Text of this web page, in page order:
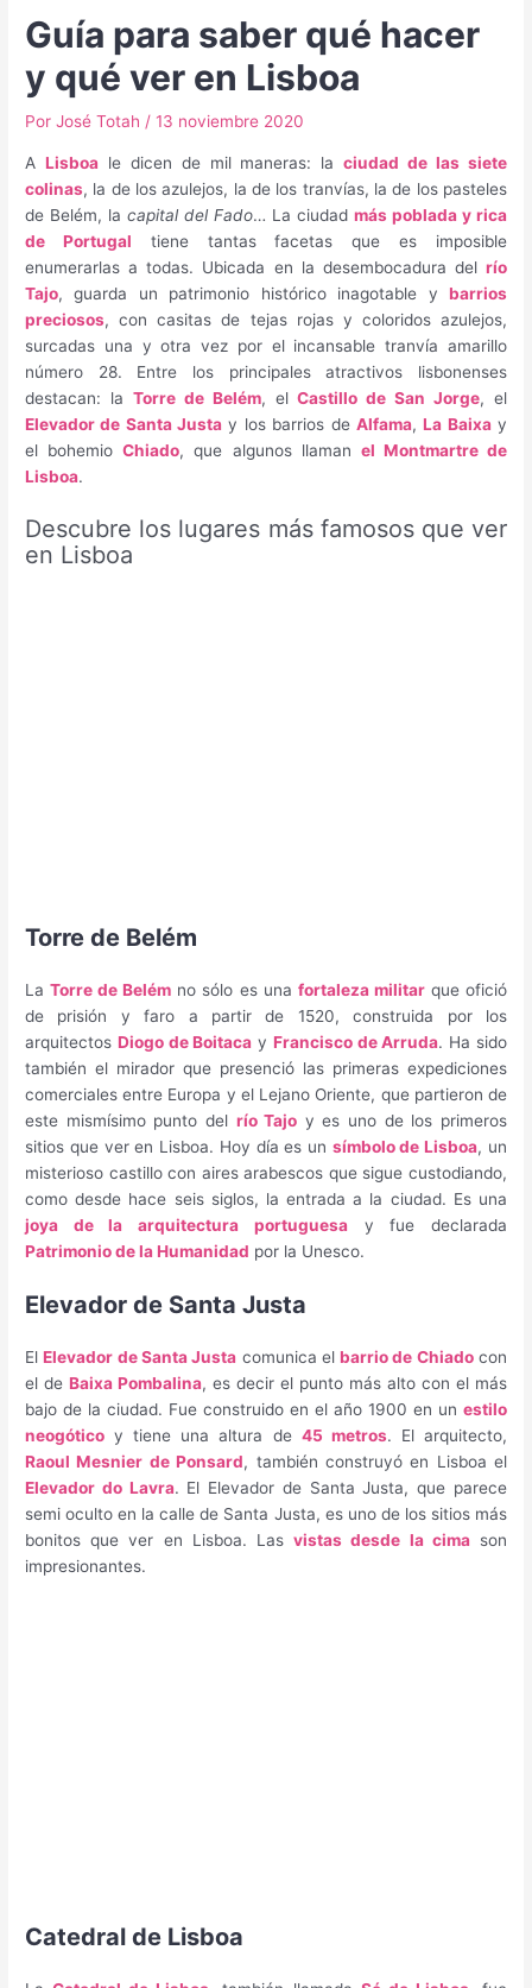
Guía para saber qué hacer
y qué ver en Lisboa
PorJosé Totah/13 noviembre 2020
A Lisboale dicen de mil maneras: laciudad de las siete
colinas, la de los azulejos, la de los tranvías, la de los pasteles
de Belém, lacapital del Fado… La ciudad más poblada y rica
de Portugal tiene tantas facetas que es imposible
enumerarlas a todas. Ubicada en la desembocadura del río
Tajo, guarda un patrimonio histórico inagotable y barrios
preciosos, con casitas de tejas rojas y coloridos azulejos,
surcadas una y otra vez por el incansable tranvía amarillo
número 28. Entre los principales atractivos lisbonenses
destacan: la Torre de Belém, elCastillo de San Jorge, el
Elevador de Santa Justa y los barrios de Alfama,La Baixay
el bohemioChiado, que algunos llaman el Montmartre de
Lisboa.
Descubre los lugares más famosos que ver
en Lisboa
Torre de Belém
LaTorre de Belém no sólo es una fortaleza militarque ofició
de prisión y faro a partir de 1520, construida por los
arquitectos Diogo de Boitaca y Francisco de Arruda. Ha sido
también el mirador que presenció las primeras expediciones
comerciales entre Europa y el Lejano Oriente, que partieron de
este mismísimo punto del río Tajo y es uno de los primeros
sitios que ver en Lisboa. Hoy día es un símbolo de Lisboa, un
misterioso castillo con aires arabescos que sigue custodiando,
como desde hace seis siglos, la entrada a la ciudad. Es una
joya de la arquitectura portuguesay fue declarada
Patrimonio de la Humanidad por la Unesco.
Elevador de Santa Justa
ElElevador de Santa Justa comunica elbarrio de Chiadocon
el deBaixa Pombalina, es decir el punto más alto con el más
bajo de la ciudad. Fue construido en el año 1900 en un estilo
neogótico y tiene una altura de 45 metros. El arquitecto,
Raoul Mesnier de Ponsard, también construyó en Lisboa el
Elevador do Lavra. El Elevador de Santa Justa, que parece
semi oculto en la calle de Santa Justa, es uno de los sitios más
bonitos que ver en Lisboa. Lasvistas desde la cimason
impresionantes.
Catedral de Lisboa